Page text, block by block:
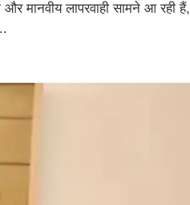
मानवीय लापरवाही सामने आ रही हैं,